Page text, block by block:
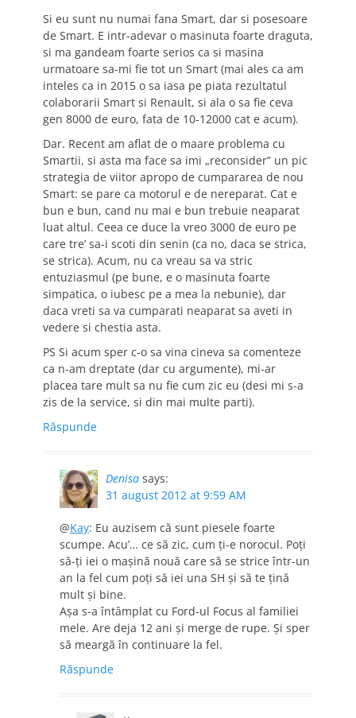
Si eu sunt nu numai fana Smart, dar si posesoare
de Smart. E intr-adevar o masinuta foarte draguta,
si ma gandeam foarte serios ca si masina
urmatoare sa-mi fie tot un Smart (mai ales ca am
inteles ca in 2015 o sa iasa pe piata rezultatul
colaborarii Smart si Renault, si ala o sa fie ceva
gen 8000 de euro, fata de 10-12000 cat e acum).
Dar. Recent am aflat de o maare problema cu
Smartii, si asta ma face sa imi „reconsider” un pic
strategia de viitor apropo de cumpararea de nou
Smart: se pare ca motorul e de nereparat. Cat e
bun e bun, cand nu mai e bun trebuie neaparat
luat altul. Ceea ce duce la vreo 3000 de euro pe
care tre’ sa-i scoti din senin (ca no, daca se strica,
se strica). Acum, nu ca vreau sa va stric
entuziasmul (pe bune, e o masinuta foarte
simpatica, o iubesc pe a mea la nebunie), dar
daca vreti sa va cumparati neaparat sa aveti in
vedere si chestia asta.
PS Si acum sper c-o sa vina cineva sa comenteze
ca n-am dreptate (dar cu argumente), mi-ar
placea tare mult sa nu fie cum zic eu (desi mi s-a
zis de la service, si din mai multe parti).
Răspunde
Denisa says:
31 august 2012 at 9:59 AM
@Kay: Eu auzisem că sunt piesele foarte
scumpe. Acu’… ce să zic, cum ţi-e norocul. Poţi
să-ţi iei o maşină nouă care să se strice într-un
an la fel cum poţi să iei una SH şi să te ţină
mult şi bine.
Aşa s-a întâmplat cu Ford-ul Focus al familiei
mele. Are deja 12 ani şi merge de rupe. Şi sper
să meargă în continuare la fel.
Răspunde